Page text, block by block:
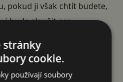
pokud ji však chtít budete,
bude sloužit pro
státem.
přehled ani sběhlý
změn, které se dějí. Díky
stránky
cookie.
používají soubory